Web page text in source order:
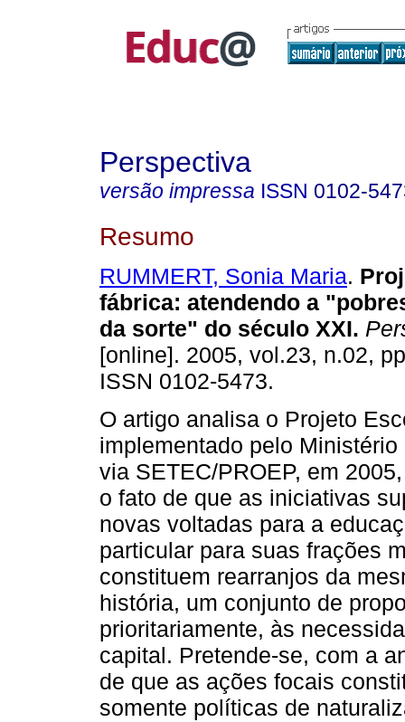
Perspectiva
versão impressa ISSN 0102-
Resumo
RUMMERT, Sonia Maria.
fábrica: atendendo a
da sorte" do século XXI.
[online]. 2005, vol.23, n.02,
ISSN 0102-5473.
O artigo analisa o Projeto
implementado pelo
via SETEC/PROEP, em
o fato de que as iniciativas
novas voltadas para a
particular para suas frações
constituem rearranjos da
história, um conjunto de
prioritariamente, às
capital. Pretende-se, com a
de que as ações focais
somente políticas de